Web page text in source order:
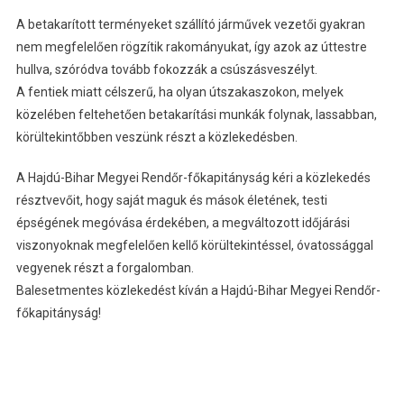
A betakarított terményeket szállító járművek vezetői gyakran
nem megfelelően rögzítik rakományukat, így azok az úttestre
hullva, szóródva tovább fokozzák a csúszásveszélyt.
A fentiek miatt célszerű, ha olyan útszakaszokon, melyek
közelében feltehetően betakarítási munkák folynak, lassabban,
körültekintőbben veszünk részt a közlekedésben.
A Hajdú-Bihar Megyei Rendőr-főkapitányság kéri a közlekedés
résztvevőit, hogy saját maguk és mások életének, testi
épségének megóvása érdekében, a megváltozott időjárási
viszonyoknak megfelelően kellő körültekintéssel, óvatossággal
vegyenek részt a forgalomban.
Balesetmentes közlekedést kíván a Hajdú-Bihar Megyei Rendőr-
főkapitányság!